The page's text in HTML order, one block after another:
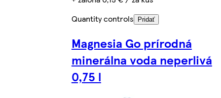
Quantity controls
Pridať
Magnesia Go prírodná
minerálna voda neperlivá
0,75 l